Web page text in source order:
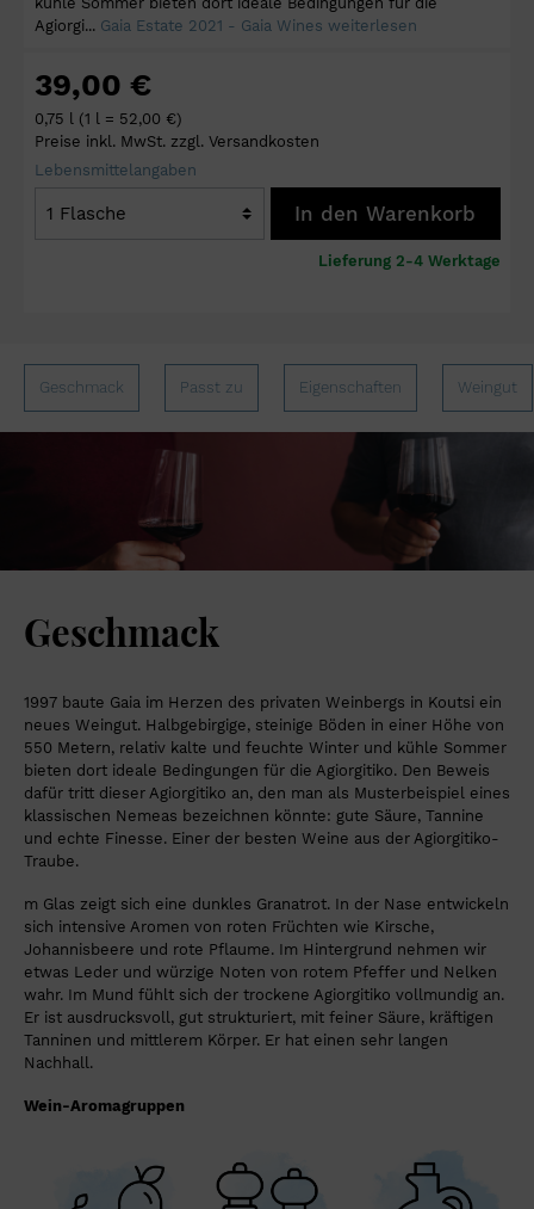
Agiorgi... Gaia Estate 2021 - Gaia Wines weiterlesen
39,00 €
0,75 l (1 l = 52,00 €)
Preise inkl. MwSt. zzgl. Versandkosten
Lebensmittelangaben
In den Warenkorb
Lieferung 2-4 Werktage
Geschmack Passt zu Eigenschaften Weingut
Geschmack
1997 baute Gaia im Herzen des privaten Weinbergs in Koutsi ein
neues Weingut. Halbgebirgige, steinige Böden in einer Höhe von
550 Metern, relativ kalte und feuchte Winter und kühle Sommer
bieten dort ideale Bedingungen für die Agiorgitiko. Den Beweis
dafür tritt dieser Agiorgitiko an, den man als Musterbeispiel eines
klassischen Nemeas bezeichnen könnte: gute Säure, Tannine
und echte Finesse. Einer der besten Weine aus der Agiorgitiko-
Traube.
m Glas zeigt sich eine dunkles Granatrot. In der Nase entwickeln
sich intensive Aromen von roten Früchten wie Kirsche,
Johannisbeere und rote Pflaume. Im Hintergrund nehmen wir
etwas Leder und würzige Noten von rotem Pfeffer und Nelken
wahr. Im Mund fühlt sich der trockene Agiorgitiko vollmundig an.
Er ist ausdrucksvoll, gut strukturiert, mit feiner Säure, kräftigen
Tanninen und mittlerem Körper. Er hat einen sehr langen
Nachhall.
Wein-Aromagruppen